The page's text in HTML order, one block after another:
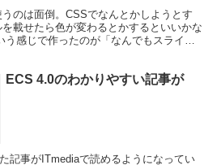
のは面倒。CSSでなんとかしようとす
載せたら色が変わるとかするといいかな
感じで作ったのが「なんでもスライド
ECS 4.0のわかりやすい記事が
記事がITmediaで読めるようになってい